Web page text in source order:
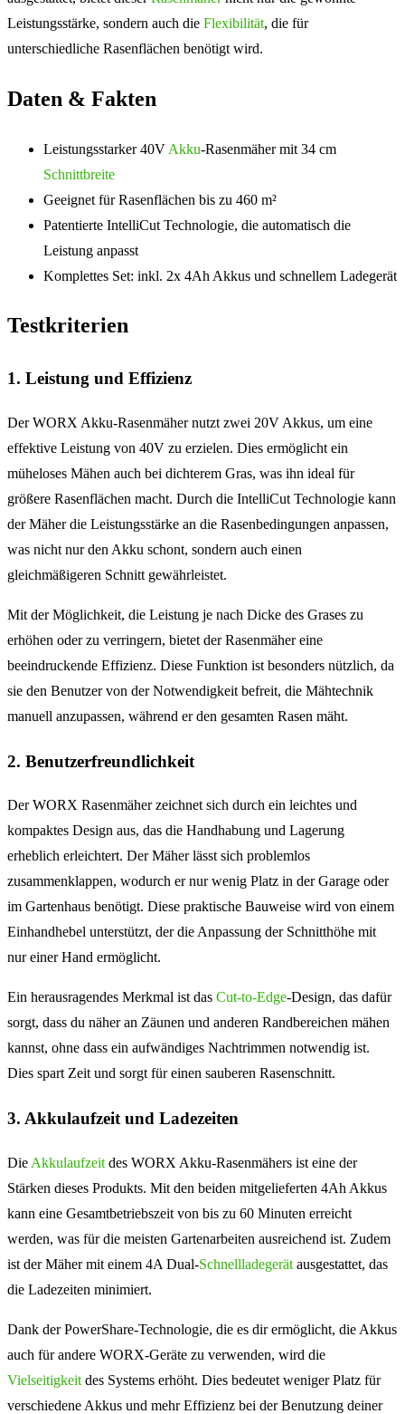
Leistungsstärke, sondern auch die Flexibilität, die für
unterschiedliche Rasenflächen benötigt wird.
Daten & Fakten
Leistungsstarker 40V Akku-Rasenmäher mit 34 cm
Schnittbreite
Geeignet für Rasenflächen bis zu 460 m²
Patentierte IntelliCut Technologie, die automatisch die
Leistung anpasst
Komplettes Set: inkl. 2x 4Ah Akkus und schnellem Ladegerät
Testkriterien
1. Leistung und Effizienz
Der WORX Akku-Rasenmäher nutzt zwei 20V Akkus, um eine
effektive Leistung von 40V zu erzielen. Dies ermöglicht ein
müheloses Mähen auch bei dichterem Gras, was ihn ideal für
größere Rasenflächen macht. Durch die IntelliCut Technologie kann
der Mäher die Leistungsstärke an die Rasenbedingungen anpassen,
was nicht nur den Akku schont, sondern auch einen
gleichmäßigeren Schnitt gewährleistet.
Mit der Möglichkeit, die Leistung je nach Dicke des Grases zu
erhöhen oder zu verringern, bietet der Rasenmäher eine
beeindruckende Effizienz. Diese Funktion ist besonders nützlich, da
sie den Benutzer von der Notwendigkeit befreit, die Mähtechnik
manuell anzupassen, während er den gesamten Rasen mäht.
2. Benutzerfreundlichkeit
Der WORX Rasenmäher zeichnet sich durch ein leichtes und
kompaktes Design aus, das die Handhabung und Lagerung
erheblich erleichtert. Der Mäher lässt sich problemlos
zusammenklappen, wodurch er nur wenig Platz in der Garage oder
im Gartenhaus benötigt. Diese praktische Bauweise wird von einem
Einhandhebel unterstützt, der die Anpassung der Schnitthöhe mit
nur einer Hand ermöglicht.
Ein herausragendes Merkmal ist das Cut-to-Edge-Design, das dafür
sorgt, dass du näher an Zäunen und anderen Randbereichen mähen
kannst, ohne dass ein aufwändiges Nachtrimmen notwendig ist.
Dies spart Zeit und sorgt für einen sauberen Rasenschnitt.
3. Akkulaufzeit und Ladezeiten
Die Akkulaufzeit des WORX Akku-Rasenmähers ist eine der
Stärken dieses Produkts. Mit den beiden mitgelieferten 4Ah Akkus
kann eine Gesamtbetriebszeit von bis zu 60 Minuten erreicht
werden, was für die meisten Gartenarbeiten ausreichend ist. Zudem
ist der Mäher mit einem 4A Dual-Schnellladegerät ausgestattet, das
die Ladezeiten minimiert.
Dank der PowerShare-Technologie, die es dir ermöglicht, die Akkus
auch für andere WORX-Geräte zu verwenden, wird die
Vielseitigkeit des Systems erhöht. Dies bedeutet weniger Platz für
verschiedene Akkus und mehr Effizienz bei der Benutzung deiner